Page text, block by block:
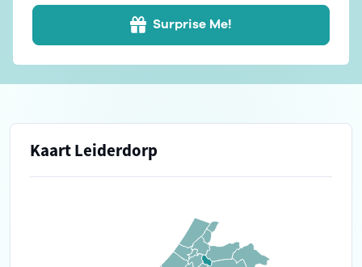
Surprise Me!
Kaart Leiderdorp